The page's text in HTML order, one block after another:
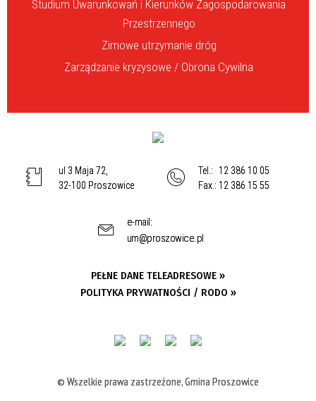
Studium Uwarunkowań i Kierunków Zagospodarowania
Przestrzennego
Zimowe utrzymanie dróg
Zarządzanie kryzysowe / Obrona Cywilna
ul 3 Maja 72,
32-100 Proszowice
Tel.:
12 386 10 05
Fax.: 12 386 15 55
e-mail:
um@proszowice.pl
PEŁNE DANE TELEADRESOWE »
POLITYKA PRYWATNOŚCI / RODO »
© Wszelkie prawa zastrzeżone, Gmina Proszowice